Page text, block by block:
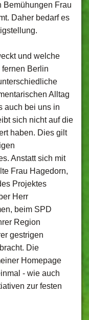
Bemühungen Frau
Daher bedarf es
und welche
Berlin
Alltag
auch bei uns in
sich nicht auf die
haben. Dies gilt
Anstatt sich mit
Frau Hagedorn,
Projektes
Herr
beim SPD
Region
gestrigen
Die
Homepage
- wie auch
zur festen